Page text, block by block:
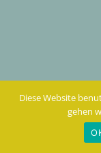
Diese Website
gehen